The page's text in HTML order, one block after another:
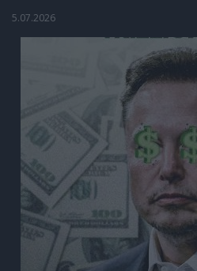
5.07.2026